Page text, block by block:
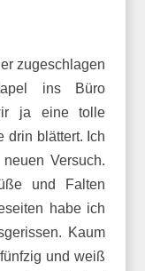
zugeschlagen
ins Büro
ja eine tolle
drin blättert. Ich
Versuch.
und Falten
habe ich
Kaum
und weiß